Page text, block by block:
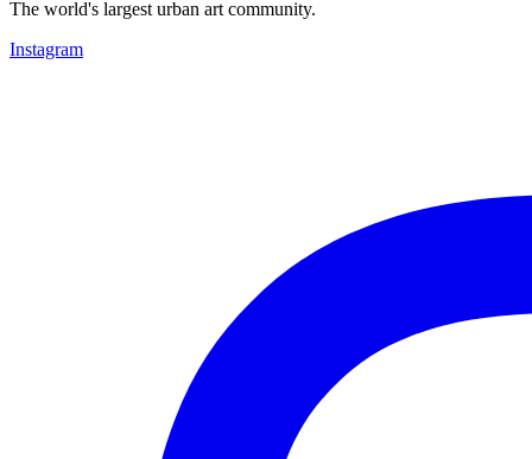
The world's largest urban art community.
Instagram